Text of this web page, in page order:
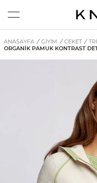
ANASAYFA / GİYİM / CEKET /
ORGANIK PAMUK KONTRAST